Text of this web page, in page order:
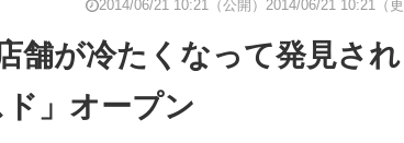
総合サイト IT製品の技術・比較・事例 製
2014/06/21 10:21（公開） 2014/06/21 10:21（更
舗が冷たくなって発見され
」オープン